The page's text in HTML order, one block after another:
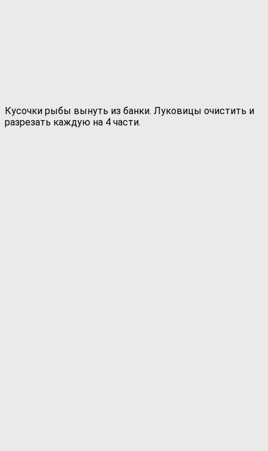
Кусочки рыбы вынуть из банки. Луковицы очистить и
разрезать каждую на 4 части.